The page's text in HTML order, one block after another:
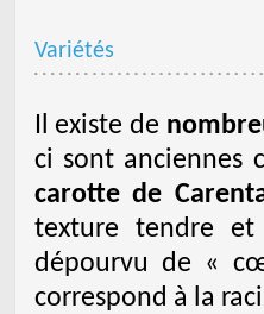
Variétés
Il existe de
ci sont anciennes
carotte de
texture tendre et
dépourvu de «
correspond à la